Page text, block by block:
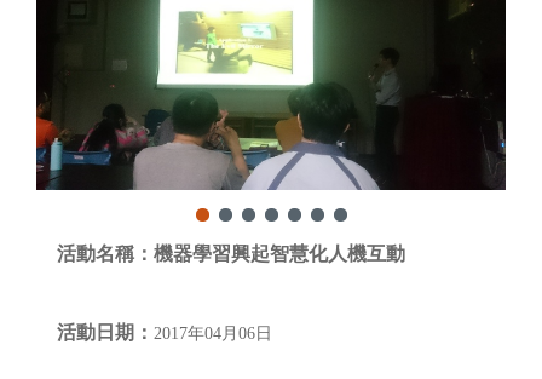
活動名稱： 機器學習興起智慧化人機互動
活動日期： 2017年04月06日